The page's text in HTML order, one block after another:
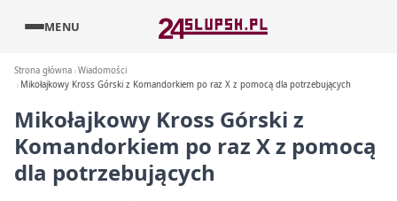
MENU
Strona główna Wiadomości
Mikołajkowy Kross Górski z Komandorkiem po raz X z pomocą dla potrzebujących
Mikołajkowy Kross Górski z
Komandorkiem po raz X z pomocą
dla potrzebujących